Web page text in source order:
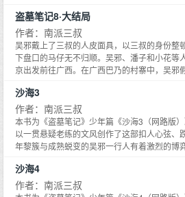
么？黑眼镜的出现能拯救谁？而谁又能活着离开
盗墓笔记8·大结局
作者：南派三叔
吴邪戴上了三叔的人皮面具，以三叔的身份整
下盘口的马仔无不归顺。吴邪、潘子和小花等
京出发前往广西。在广西巴乃的村寨中，吴邪
楼考古队的队员，名叫张起灵！鬼影是解开这
动下，他们终于深入这苍茫诡异群山中的巨大
为生的密洛陀，前往古楼密境的通道在它们的
邪和胖子终于进入了张家古楼，他们能救回闷
古队，他们又将有怎样的发现？《盗墓笔记》
沙海3
作者：南派三叔
本书为《盗墓笔记》少年篇《沙海3（网路版
以一贯悬疑老练的文风创作了这部扣人心弦、
年黎簇与成熟蜕变的吴邪一行人有着激烈的博
品中得到了淋漓尽致的发挥，环环相扣的情节
速展开。
沙海4
作者：南派三叔